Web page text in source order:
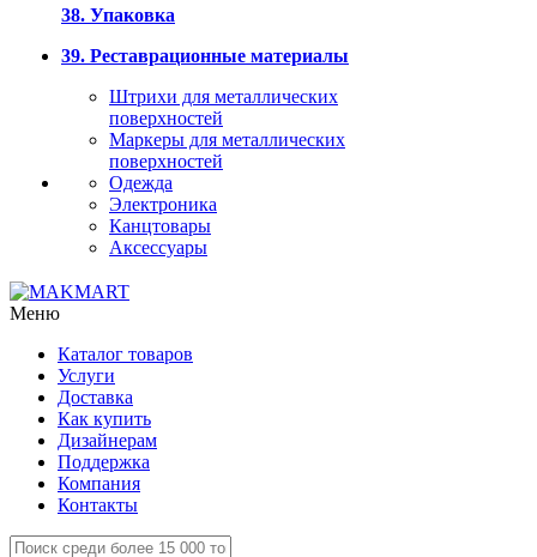
38. Упаковка
39. Реставрационные материалы
Штрихи для металлических
поверхностей
Маркеры для металлических
поверхностей
Одежда
Электроника
Канцтовары
Аксессуары
Меню
Каталог товаров
Услуги
Доставка
Как купить
Дизайнерам
Поддержка
Компания
Контакты